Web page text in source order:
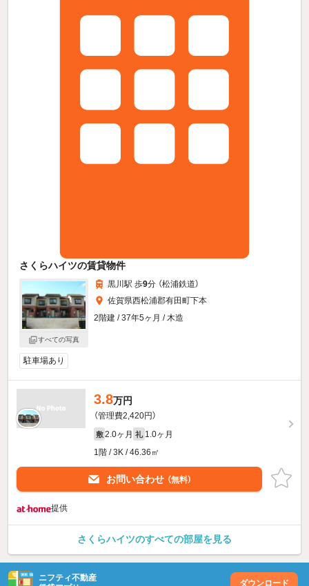
さくらハイツの賃貸物件
すべての写真
黒川駅 歩9分 （松浦鉄道）
佐賀県西松浦郡有田町下本
2階建 / 37年5ヶ月 / 木造
駐車場あり
3.8万円
（管理費2,420円）
敷 2.0ヶ月 礼 1.0ヶ月
1階 / 3K / 46.36㎡
お問い合わせ （無料）
提供
さくらハイツのすべての部屋を見る
ニフティ不動産
ダウンロード